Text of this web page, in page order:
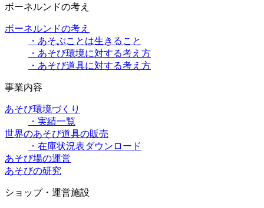
ボーネルンドの考え
ボーネルンドの考え
・あそぶことは生きること
・あそび環境に対する考え方
・あそび道具に対する考え方
事業内容
あそび環境づくり
・実績一覧
世界のあそび道具の販売
・在庫状況表ダウンロード
あそび場の運営
あそびの研究
ショップ・運営施設